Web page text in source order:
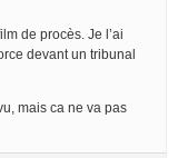
de procès. Je l’ai
devant un tribunal
mais ca ne va pas